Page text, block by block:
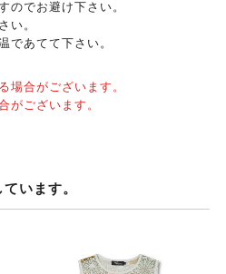
のでお避け下さい。
い。
であてて下さい。
場合がございます。
がございます。
います。